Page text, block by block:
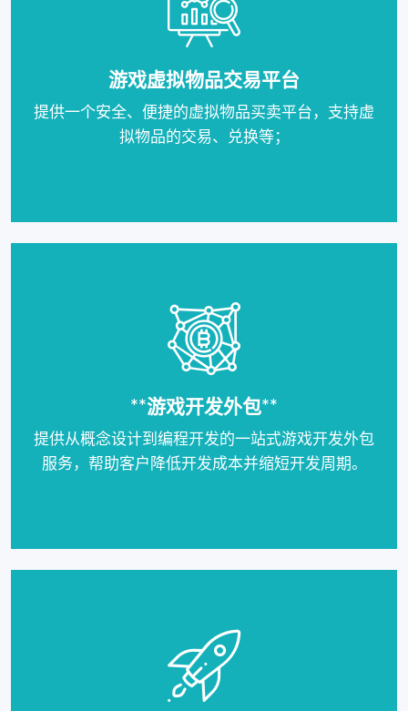
游戏虚拟物品交易平台
提供一个安全、便捷的虚拟物品买卖平台，支持虚
拟物品的交易、兑换等；
**游戏开发外包**
提供从概念设计到编程开发的一站式游戏开发外包
服务，帮助客户降低开发成本并缩短开发周期。